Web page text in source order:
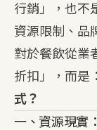
行銷」，也不
資源限制、品
對於餐飲從業
折扣」，而是：
式？
一、資源現實